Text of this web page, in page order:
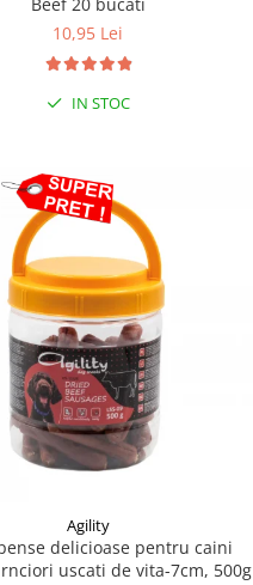
10,95 Lei
IN STOC
Agility
delicioase pentru caini
uscati de vita-7cm, 500g